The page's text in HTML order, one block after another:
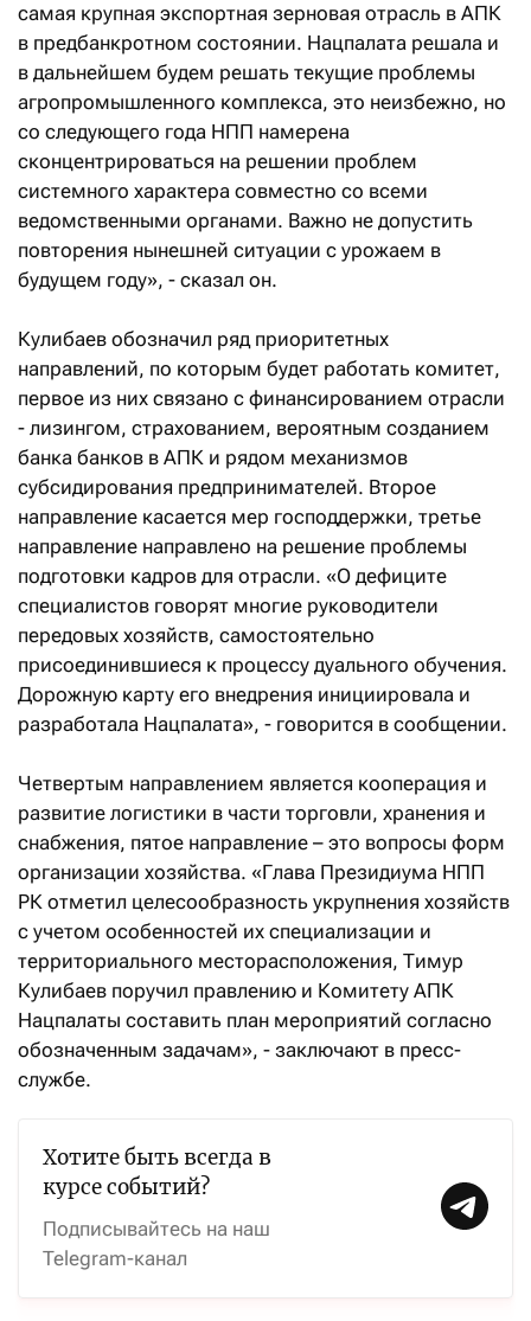
самая крупная экспортная зерновая отрасль в АПК
в предбанкротном состоянии. Нацпалата решала и
в дальнейшем будем решать текущие проблемы
агропромышленного комплекса, это неизбежно, но
со следующего года НПП намерена
сконцентрироваться на решении проблем
системного характера совместно со всеми
ведомственными органами. Важно не допустить
повторения нынешней ситуации с урожаем в
будущем году», - сказал он.
Кулибаев обозначил ряд приоритетных
направлений, по которым будет работать комитет,
первое из них связано с финансированием отрасли
- лизингом, страхованием, вероятным созданием
банка банков в АПК и рядом механизмов
субсидирования предпринимателей. Второе
направление касается мер господдержки, третье
направление направлено на решение проблемы
подготовки кадров для отрасли. «О дефиците
специалистов говорят многие руководители
передовых хозяйств, самостоятельно
присоединившиеся к процессу дуального обучения.
Дорожную карту его внедрения инициировала и
разработала Нацпалата», - говорится в сообщении.
Четвертым направлением является кооперация и
развитие логистики в части торговли, хранения и
снабжения, пятое направление – это вопросы форм
организации хозяйства. «Глава Президиума НПП
РК отметил целесообразность укрупнения хозяйств
с учетом особенностей их специализации и
территориального месторасположения, Тимур
Кулибаев поручил правлению и Комитету АПК
Нацпалаты составить план мероприятий согласно
обозначенным задачам», - заключают в пресс-
службе.
Хотите быть всегда в
курсе событий?
Подписывайтесь на наш
Telegram-канал